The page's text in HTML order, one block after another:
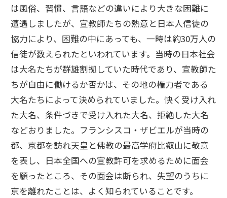
は風俗、習慣、言語などの違いにより大きな困難に
遭遇しましたが、宣教師たちの熱意と日本人信徒の
協力により、困難の中にあっても、一時は約30万人の
信徒が数えられたといわれています。当時の日本社会
は大名たちが群雄割拠していた時代であり、宣教師た
ちが自由に働けるか否かは、その地の権力者である
大名たちによって決められていました。快く受け入れ
た大名、条件づきで受け入れた大名、拒絶した大名
などおりました。フランシスコ・ザビエルが当時の
都、京都を訪れ天皇と佛教の最高学府比叡山に敬意
を表し、日本全国への宣教許可を求めるために面会
を願ったところ、その面会は断られ、失望のうちに
京を離れたことは、よく知られていることです。